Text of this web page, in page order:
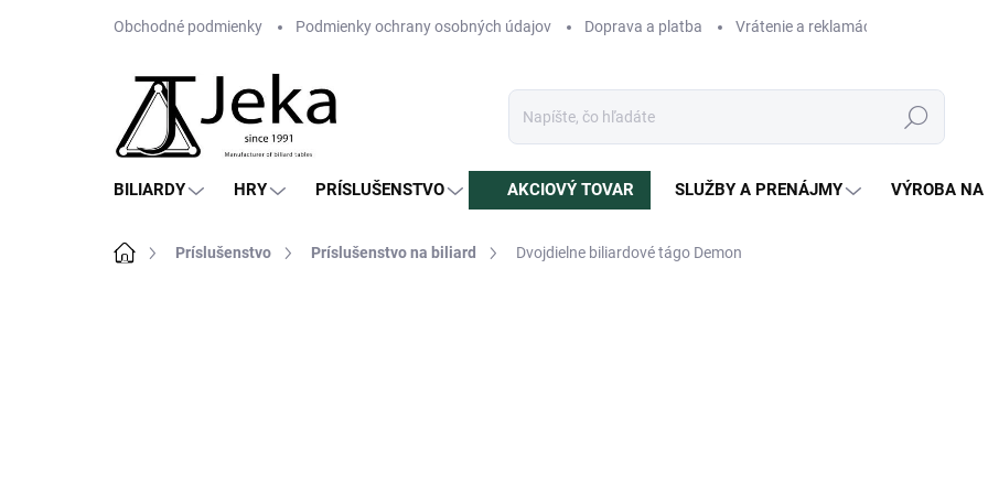
Obchodné podmienky Podmienky ochrany osobných údajov Doprava a platba Vrátenie a reklamácia
Hľadať
BILIARDY HRY PRÍSLUŠENSTVO AKCIOVÝ TOVAR SLUŽBY A PRENÁJMY VÝROBA NA
DomovPríslušenstvo Príslušenstvo na biliard Dvojdielne biliardové tágo Demon